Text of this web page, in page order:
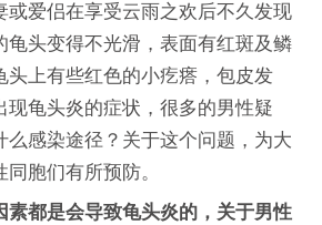
或爱侣在享受云雨之欢后不久发现
龟头变得不光滑，表面有红斑及鳞
头上有些红色的小疙瘩，包皮发
现龟头炎的症状，很多的男性疑
么感染途径？关于这个问题，为大
胞们有所预防。
素都是会导致龟头炎的，关于男性